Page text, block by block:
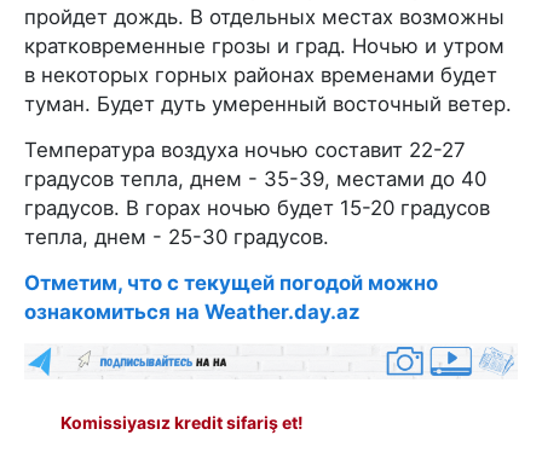
пройдет дождь. В отдельных местах возможны
кратковременные грозы и град. Ночью и утром
в некоторых горных районах временами будет
туман. Будет дуть умеренный восточный ветер.
Температура воздуха ночью составит 22-27
градусов тепла, днем - 35-39, местами до 40
градусов. В горах ночью будет 15-20 градусов
тепла, днем - 25-30 градусов.
Отметим, что с текущей погодой можно
ознакомиться на Weather.day.az
Komissiyasız kredit sifariş et!